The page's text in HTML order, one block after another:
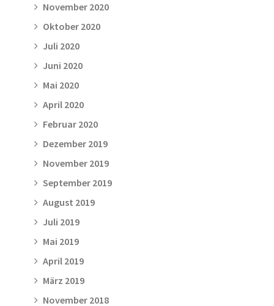
November 2020
Oktober 2020
Juli 2020
Juni 2020
Mai 2020
April 2020
Februar 2020
Dezember 2019
November 2019
September 2019
August 2019
Juli 2019
Mai 2019
April 2019
März 2019
November 2018